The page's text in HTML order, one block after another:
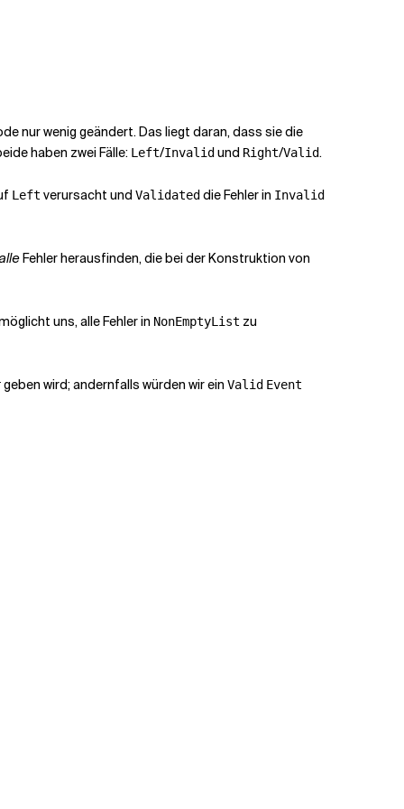
nur wenig geändert. Das liegt daran, dass sie die
haben zwei Fälle: Left/Invalid und Right/Valid.
Left verursacht und Validated die Fehler in Invalid
Fehler herausfinden, die bei der Konstruktion von
uns, alle Fehler in NonEmptyList zu
geben wird; andernfalls würden wir ein Valid Event